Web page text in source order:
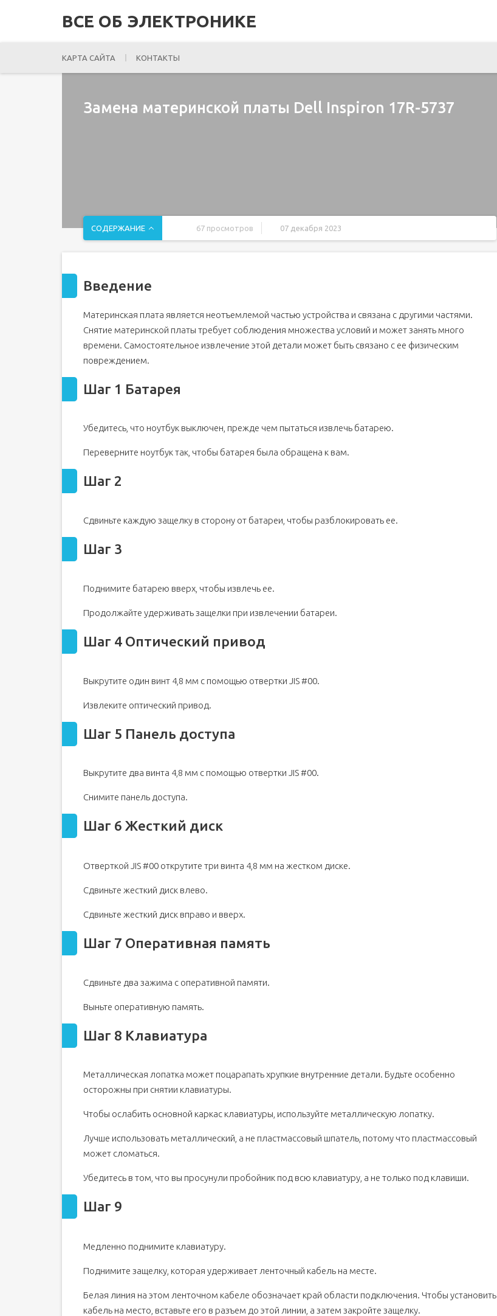
ВСЕ ОБ ЭЛЕКТРОНИКЕ
КАРТА САЙТА КОНТАКТЫ
Замена материнской платы Dell Inspiron 17R-5737
СОДЕРЖАНИЕ 67 просмотров 07 декабря 2023
Шаг 2
Шаг 4 Оптический привод
Шаг 5 Панель доступа
Шаг 6 Жесткий диск
Шаг 7 Оперативная память
Шаг 8 Клавиатура
Шаг 12 Материнская плата
Введение
Материнская плата является неотъемлемой частью устройства и связана с другими частями.
Снятие материнской платы требует соблюдения множества условий и может занять много
времени. Самостоятельное извлечение этой детали может быть связано с ее физическим
повреждением.
Шаг 1 Батарея
Убедитесь, что ноутбук выключен, прежде чем пытаться извлечь батарею.
Переверните ноутбук так, чтобы батарея была обращена к вам.
Шаг 2
Сдвиньте каждую защелку в сторону от батареи, чтобы разблокировать ее.
Шаг 3
Поднимите батарею вверх, чтобы извлечь ее.
Продолжайте удерживать защелки при извлечении батареи.
Шаг 4 Оптический привод
Выкрутите один винт 4,8 мм с помощью отвертки JIS #00.
Извлеките оптический привод.
Шаг 5 Панель доступа
Выкрутите два винта 4,8 мм с помощью отвертки JIS #00.
Снимите панель доступа.
Шаг 6 Жесткий диск
Отверткой JIS #00 открутите три винта 4,8 мм на жестком диске.
Сдвиньте жесткий диск влево.
Сдвиньте жесткий диск вправо и вверх.
Шаг 7 Оперативная память
Сдвиньте два зажима с оперативной памяти.
Выньте оперативную память.
Шаг 8 Клавиатура
Металлическая лопатка может поцарапать хрупкие внутренние детали. Будьте особенно
осторожны при снятии клавиатуры.
Чтобы ослабить основной каркас клавиатуры, используйте металлическую лопатку.
Лучше использовать металлический, а не пластмассовый шпатель, потому что пластмассовый
может сломаться.
Убедитесь в том, что вы просунули пробойник под всю клавиатуру, а не только под клавиши.
Шаг 9
Медленно поднимите клавиатуру.
Поднимите защелку, которая удерживает ленточный кабель на месте.
Белая линия на этом ленточном кабеле обозначает край области подключения. Чтобы установить
кабель на место, вставьте его в разъем до этой линии, а затем закройте защелку.